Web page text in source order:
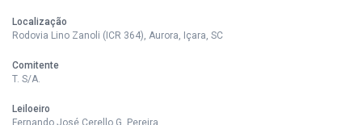
Localização
Rodovia Lino Zanoli (ICR 364), Aurora, Içara, SC
Comitente
T. S/A.
Leiloeiro
Fernando José Cerello G. Pereira